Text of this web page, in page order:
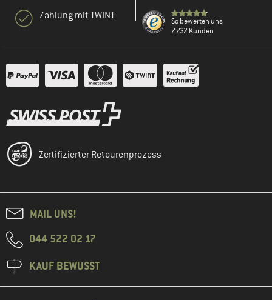
Zahlung mit TWINT
So bewerten uns
7.732 Kunden
Zertifizierter Retourenprozess
MAIL UNS!
044 522 02 17
KAUF BEWUSST